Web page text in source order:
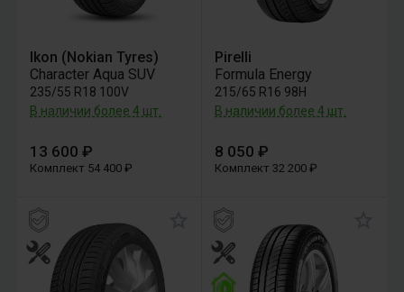
Ikon (Nokian Tyres)
Character Aqua SUV
235/55 R18 100V
В наличии более 4 шт.
13 600 ₽
Комплект 54 400 ₽
Pirelli
Formula Energy
215/65 R16 98H
В наличии более 4 шт.
8 050 ₽
Комплект 32 200 ₽